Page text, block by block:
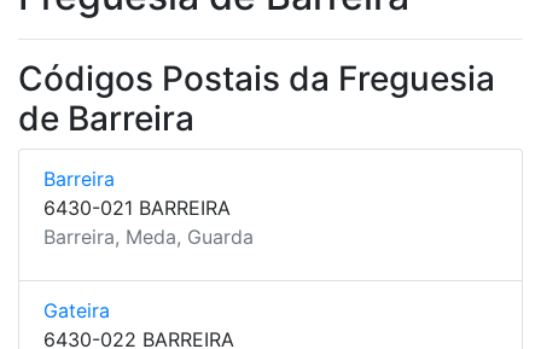
Códigos Postais da Freguesia
de Barreira
Barreira
6430-021 BARREIRA
Barreira, Meda, Guarda
Gateira
6430-022 BARREIRA